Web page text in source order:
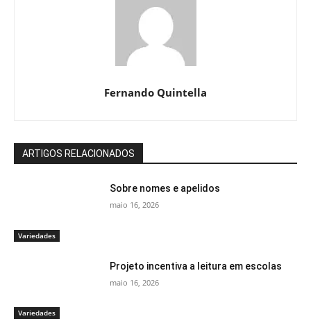
Fernando Quintella
ARTIGOS RELACIONADOS
Variedades
Sobre nomes e apelidos
maio 16, 2026
Variedades
Projeto incentiva a leitura em escolas
maio 16, 2026